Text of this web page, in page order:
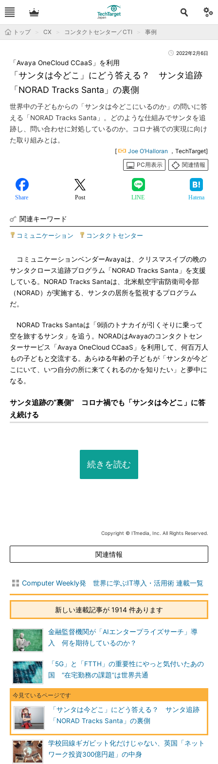
トップ CX コンタクトセンター／CTI 事例
2022年2月6日
「サンタは今どこ」にどう答える？ サンタ追跡
「NORAD Tracks Santa」の裏側
「Avaya OneCloud CCaaS」を利用
世界中の子どもからの「サンタは今どこにいるのか」の問いに答
える「NORAD Tracks Santa」。どのような仕組みでサンタを追
跡し、問い合わせに対処しているのか。コロナ禍での実現に向け
た取り組みとは。
[ Joe O’Halloran ，TechTarget]
PC用表示
関連情報
Share Post LINE Hatena
関連キーワード
コミュニケーション コンタクトセンター
コミュニケーションベンダーAvayaは、クリスマスイブの晩の
サンタクロース追跡プログラム「NORAD Tracks Santa」を支援
している。NORAD Tracks Santaは、北米航空宇宙防衛司令部
（NORAD）が実施する、サンタの居所を監視するプログラム
だ。
NORAD Tracks Santaは「9頭のトナカイが引くそりに乗って
空を旅するサンタ」を追う。NORADはAvayaのコンタクトセン
ターサービス「Avaya OneCloud CCaaS」を利用して、何百万人
もの子どもと交流する。あらゆる年齢の子どもが「サンタが今ど
こにいて、いつ自分の所に来てくれるのかを知りたい」と夢中に
なる。
サンタ追跡の“裏側” コロナ禍でも「サンタは今どこ」に答
え続ける
続きを読む
Copyright © ITmedia, Inc. All Rights Reserved.
関連情報
Computer Weekly発 世界に学ぶIT導入・活用術 連載一覧
新しい連載記事が 1914 件あります
金融監督機関が「AIエンタープライズサーチ」導
入 何を期待しているのか？
「5G」と「FTTH」の重要性にやっと気付いたあの
国 “在宅勤務の課題”は世界共通
「サンタは今どこ」にどう答える？ サンタ追跡
「NORAD Tracks Santa」の裏側
学校回線ギガビット化だけじゃない、英国「ネット
ワーク投資300億円超」の中身